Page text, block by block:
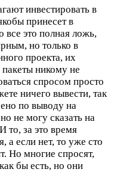
инвестировать в
принесет в
это полная ложь,
но только в
проекта, их
никому не
спросом просто
ничего вывести, так
по выводу на
не могу сказать на
то, за это время
а если нет, то уже сто
Но многие спросят,
бы есть, но они